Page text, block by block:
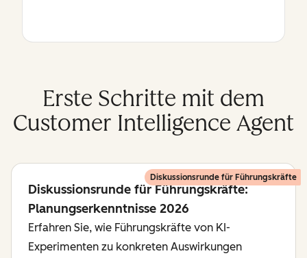
Erste Schritte mit dem
Customer Intelligence Agent
Diskussionsrunde für Führungskräfte
Diskussionsrunde für Führungskräfte:
Planungserkenntnisse 2026
Erfahren Sie, wie Führungskräfte von KI-
Experimenten zu konkreten Auswirkungen